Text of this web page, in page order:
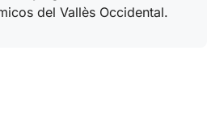
del Vallès Occidental.